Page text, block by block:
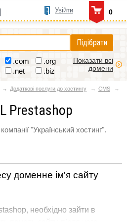
0
Увійти
Підібрати
.com
.org
.net .biz
Показати всі
домени
Додаткові послуги до хостингу CMS
Prestashop
"Український хостинг".
доменне ім'я сайту
необхідно зайти в